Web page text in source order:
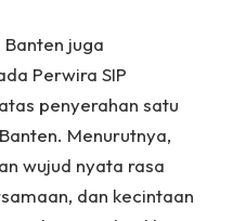
juga
Perwira SIP
penyerahan satu
Menurutnya,
wujud nyata rasa
dan kecintaan